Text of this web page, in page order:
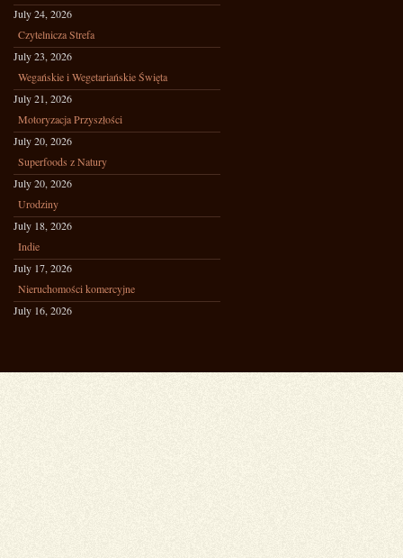
July 24, 2026
Czytelnicza Strefa
July 23, 2026
Wegańskie i Wegetariańskie Święta
July 21, 2026
Motoryzacja Przyszłości
July 20, 2026
Superfoods z Natury
July 20, 2026
Urodziny
July 18, 2026
Indie
July 17, 2026
Nieruchomości komercyjne
July 16, 2026